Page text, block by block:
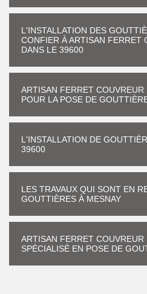
L'INSTALLATION DES
CONFIER À ARTISAN FERRET
DANS LE 39600
ARTISAN FERRET COUVREUR
POUR LA POSE DE
L'INSTALLATION DE
39600
LES TRAVAUX QUI SONT EN
GOUTTIÈRES À MESNAY
ARTISAN FERRET COUVREUR
SPÉCIALISÉ EN POSE DE